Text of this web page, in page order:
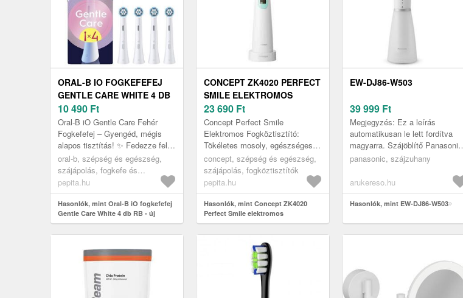
ORAL-B IO FOGKEFEFEJ
GENTLE CARE WHITE 4 DB
RB - ÚJ
10 490 Ft
Oral-B iO Gentle Care Fehér
Fogkefefej – Gyengéd, mégis
alapos tisztítás! ✨ Fedezze fel
az Oral-B iO Gentle Care
pótfejeket, amelyek a
professzioná...
oral-b, szépség és egészség,
szájápolás, fogkefe és
szájzuhany pótfejek
pepita.hu
Hasonlók, mint Oral-B iO fogkefefej
Gentle Care White 4 db RB - új
CONCEPT ZK4020 PERFECT
SMILE ELEKTROMOS
FOGKÖZTISZTÍTÓ ÉS
SZÁJZUHANY
23 690 Ft
Concept Perfect Smile
Elektromos Fogköztisztító:
Tökéletes mosoly, egészséges
íny ✨ Ez az elektromos
fogköztisztító és szájzuhany
tökéletesen kiegé...
concept, szépség és egészség,
szájápolás, fogköztisztítók
pepita.hu
Hasonlók, mint Concept ZK4020
Perfect Smile elektromos
fogköztisztító és szájzuhany
EW-DJ86-W503
39 999 Ft
Megjegyzés: Ez a leírás
automatikusan le lett fordítva
magyarra. Szájöblítő Panasonic
Ultrasonic EW-DJ86-W503, 5
óra, ...
panasonic, szájzuhany
arukereso.hu
Hasonlók, mint EW-DJ86-W503